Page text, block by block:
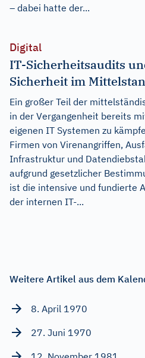
– dabei hatte der...
Digital
IT-Sicherheitsaudits
Sicherheit im
Ein großer Teil der
in der Vergangenheit bereits
eigenen IT Systemen zu
Firmen von Virenangriffen,
Infrastruktur und
aufgrund gesetzlicher
ist die intensive und fundierte
der internen IT-...
Weitere Artikel aus dem
8. April 1970
27. Juni 1970